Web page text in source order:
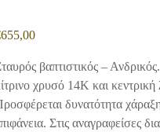
655,00
βαπτιστικός –
χρυσό 14Κ και
δυνατότητα
Στις αναγραφείσες